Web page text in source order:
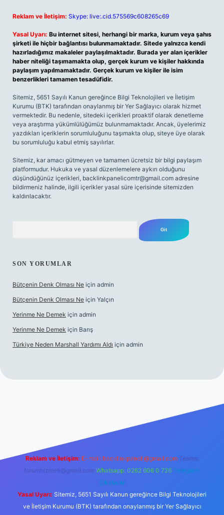
Reklam ve İletişim: Skype: live:.cid.575569c608265c69
Yasal Uyarı: Bu internet sitesi, herhangi bir marka, kurum veya şahıs
şirketi ile hiçbir bağlantısı bulunmamaktadır. Sitede yalnızca kendi
hazırladığımız makaleler paylaşılmaktadır. Burada yer alan içerikler
haber niteliği taşımamakta olup, gerçek kurum ve kişiler hakkında
paylaşım yapılmamaktadır. Gerçek kurum ve kişiler ile isim
benzerlikleri tamamen tesadüfidir.
Sitemiz, 5651 Sayılı Kanun gereğince Bilgi Teknolojileri ve İletişim
Kurumu (BTK) tarafından onaylanmış bir Yer Sağlayıcı olarak hizmet
vermektedir. Bu nedenle, sitedeki içerikleri proaktif olarak denetleme
veya araştırma yükümlülüğümüz bulunmamaktadır. Ancak, üyelerimiz
yazdıkları içeriklerin sorumluluğunu taşımakta olup, siteye üye olarak
bu sorumluluğu kabul etmiş sayılırlar.
Sitemiz, kar amacı gütmeyen ve tamamen ücretsiz bir bilgi paylaşım
platformudur. Hukuka ve yasal düzenlemelere aykırı olduğunu
düşündüğünüz içerikleri, backlinkpanelicomtr@gmail.com adresine
bildirmeniz halinde, ilgili içerikler yasal süre içerisinde sitemizden
kaldırılacaktır.
SON YORUMLAR
Bütçenin Denk Olması Ne için admin
Bütçenin Denk Olması Ne için Yalçın
Yerinme Ne Demek için admin
Yerinme Ne Demek için Barış
Türkiye Neden Marshall Yardımı Aldı için admin
hiltonbet yeni giriş
Reklam ve İletişim: E-mail: backlinkpaneli@gmail.com Teams:
forumhizmeti@gmail.com Whatsapp: 0262 606 0 726 Telegram:
@karabul
Yasal Uyarı: Sitemiz, 5651 Sayılı Kanun gereğince Bilgi Teknolojileri
ve İletişim Kurumu (BTK) tarafından onaylanmış bir Yer Sağlayıcı